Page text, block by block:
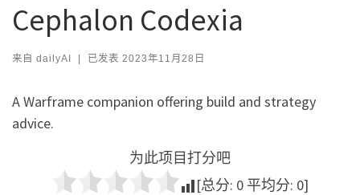
Cephalon Codexia
来自 dailyAI | 已发表 2023年11月28日
A Warframe companion offering build and strategy
advice.
为此项目打分吧
[总分: 0 平均分: 0]